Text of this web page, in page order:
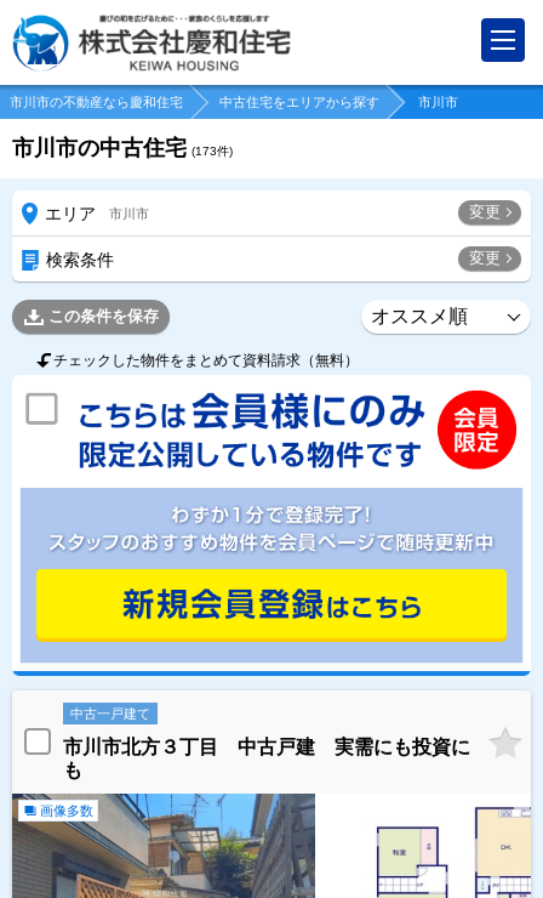
市川市の不動産なら慶和住宅 中古住宅をエリアから探す 市川市
市川市の中古住宅 (173件)
エリア 市川市 変更
検索条件 変更
この条件を保存
チェックした物件をまとめて資料請求（無料）
中古一戸建て
市川市北方３丁目 中古戸建 実需にも投資に
も
画像多数